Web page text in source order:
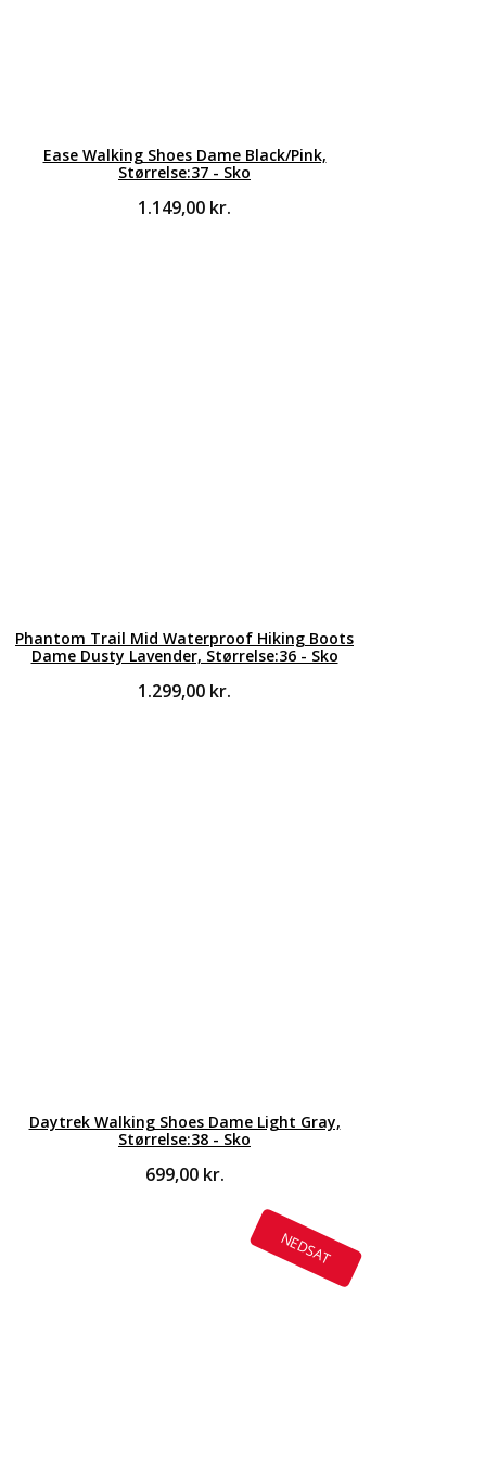
Ease Walking Shoes Dame Black/Pink,
Størrelse:37 - Sko
1.149,00 kr.
Phantom Trail Mid Waterproof Hiking Boots
Dame Dusty Lavender, Størrelse:36 - Sko
1.299,00 kr.
Daytrek Walking Shoes Dame Light Gray,
Størrelse:38 - Sko
699,00 kr.
NEDSAT